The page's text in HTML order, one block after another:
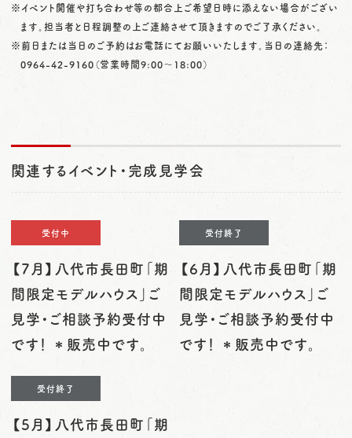
※イベント開催や打ち合わせ等の都合上ご希望日時に添えない場合がござい
ます。担当者と日程調整の上ご連絡させて頂きますのでご了承ください。
※前日または当日のご予約はお電話にてお願いいたします。当日の連絡先：
0964-42-9160（営業時間9:00〜18:00）
関連するイベント・完成見学会
受付中
【7月】八代市長田町「期
間限定モデルハウス」ご
見学・ご相談予約受付中
です！ ＊販売中です。
受付終了
【6月】八代市長田町「期
間限定モデルハウス」ご
見学・ご相談予約受付中
です！ ＊販売中です。
受付終了
【5月】八代市長田町「期